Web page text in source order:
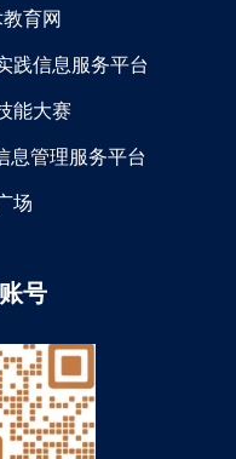
育网
践信息服务平台
能大赛
息管理服务平台
场
号